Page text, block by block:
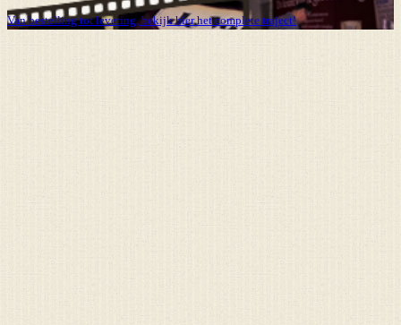
Van bestelling tot levering, bekijk hier het complete traject!